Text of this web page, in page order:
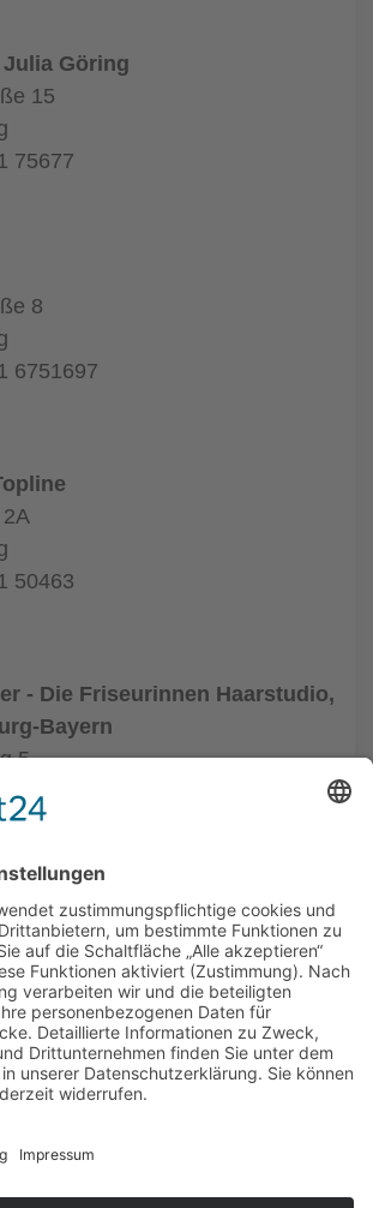
Göring
15
75677
8
6751697
50463
- Die Friseurinnen Haarstudio,
Bayern
5
3576778